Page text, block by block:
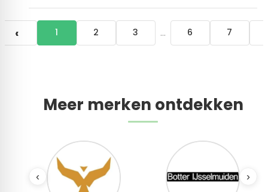
‹ 1 2 3 … 6 7
Meer merken ontdekken
‹ ›